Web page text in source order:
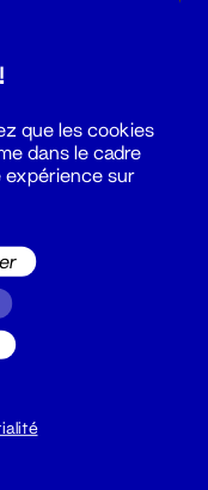
que les cookies
dans le cadre
expérience sur